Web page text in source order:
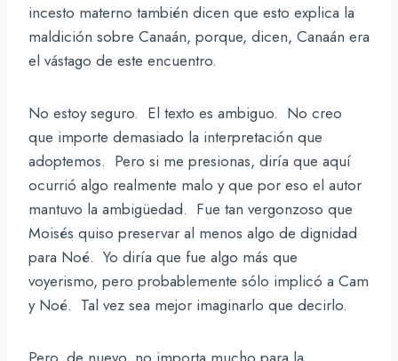
incesto materno también dicen que esto explica la
maldición sobre Canaán, porque, dicen, Canaán era
el vástago de este encuentro.
No estoy seguro. El texto es ambiguo. No creo
que importe demasiado la interpretación que
adoptemos. Pero si me presionas, diría que aquí
ocurrió algo realmente malo y que por eso el autor
mantuvo la ambigüedad. Fue tan vergonzoso que
Moisés quiso preservar al menos algo de dignidad
para Noé. Yo diría que fue algo más que
voyerismo, pero probablemente sólo implicó a Cam
y Noé. Tal vez sea mejor imaginarlo que decirlo.